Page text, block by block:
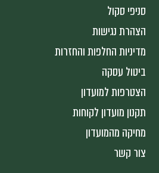
סניפי סקול
הצהרת נגישות
מדיניות החלפות והחזרות
ביטול עסקה
הצטרפות למועדון
תקנון מועדון לקוחות
מחיקה מהמועדון
צור קשר